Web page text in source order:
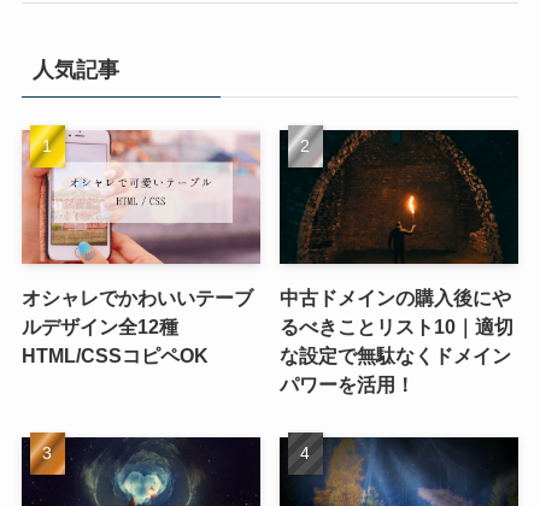
人気記事
オシャレでかわいいテーブ
ルデザイン全12種
HTML/CSSコピペOK
中古ドメインの購入後にや
るべきことリスト10｜適切
な設定で無駄なくドメイン
パワーを活用！